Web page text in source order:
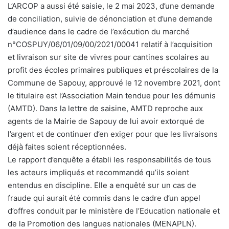
L’ARCOP a aussi été saisie, le 2 mai 2023, d’une demande
de conciliation, suivie de dénonciation et d’une demande
d’audience dans le cadre de l’exécution du marché
n°COSPUY/06/01/09/00/2021/00041 relatif à l’acquisition
et livraison sur site de vivres pour cantines scolaires au
profit des écoles primaires publiques et préscolaires de la
Commune de Sapouy, approuvé le 12 novembre 2021, dont
le titulaire est l’Association Main tendue pour les démunis
(AMTD). Dans la lettre de saisine, AMTD reproche aux
agents de la Mairie de Sapouy de lui avoir extorqué de
l’argent et de continuer d’en exiger pour que les livraisons
déjà faites soient réceptionnées.
Le rapport d’enquête a établi les responsabilités de tous
les acteurs impliqués et recommandé qu’ils soient
entendus en discipline. Elle a enquêté sur un cas de
fraude qui aurait été commis dans le cadre d’un appel
d’offres conduit par le ministère de l’Education nationale et
de la Promotion des langues nationales (MENAPLN).